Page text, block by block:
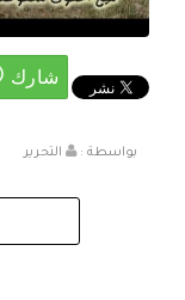
بواسطة :
التحرير